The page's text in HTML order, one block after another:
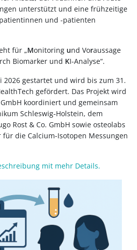
unterstützt und eine frühzeitige
und -patienten
für „Monitoring und Voraussage
Biomarker und KI-Analyse“.
2026 gestartet und wird bis zum 31.
gefördert. Das Projekt wird
koordiniert und gemeinsam
Schleswig‑Holstein, dem
Rost & Co. GmbH sowie osteolabs
die Calcium-Isotopen Messungen
mit mehr Details.